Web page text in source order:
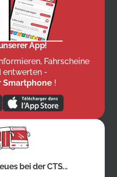
App!
Fahrscheine
entwerten -
Smartphone !
bei der CTS...